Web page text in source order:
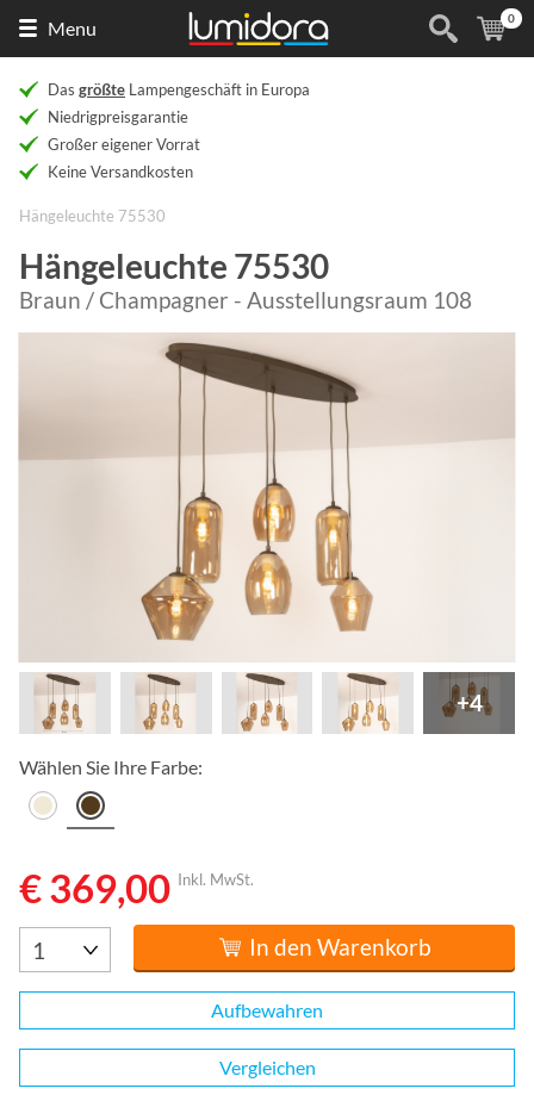
Menu (
0
Das größte Lampengeschäft in Europa
Niedrigpreisgarantie
Großer eigener Vorrat
Keine Versandkosten
Hängeleuchte 75530
Hängeleuchte 75530
Braun / Champagner - Ausstellungsraum 108
+4
Wählen Sie Ihre Farbe:
€ 369,00 Inkl. MwSt.
In den Warenkorb
Aufbewahren
Vergleichen